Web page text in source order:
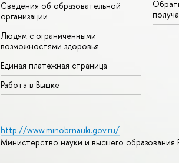
Сведения об образовательной
организации
Людям с ограниченными
возможностями здоровья
Единая платежная страница
Работа в Вышке
http://www.minobrnauki.gov.ru/
Министерство науки и высшего образования